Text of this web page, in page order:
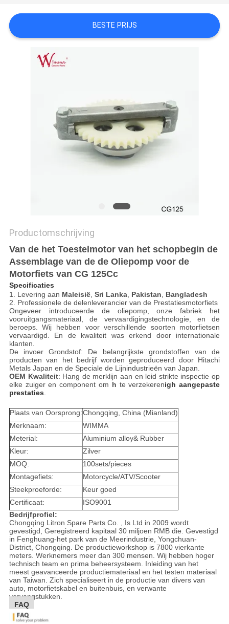
SITEMAP
PRIVACYBELEID
BESTE PRIJS
Productomschrijving
Van de het Toestelmotor van het schopbegin de
Assemblage van de de Oliepomp voor de
Motorfiets van CG 125Cc
Specificaties
1. Levering aan Maleisië, Sri Lanka, Pakistan, Bangladesh
2. Professionele de delenleverancier van de Prestatiesmotorfiets
Ongeveer introduceerde de oliepomp, onze fabriek het
vooruitgangsmateriaal, de vervaardigingstechnologie, en de
beroeps. Wij hebben voor verschillende soorten motorfietsen
vervaardigd. En de kwaliteit was erkend door internationale
klanten.
De invoer Grondstof: De belangrijkste grondstoffen van de
producten van het bedrijf worden geproduceerd door Hitachi
Metals Japan en de Speciale de Lijnindustrieën van Japan.
OEM Kwaliteit: Hang de merklijn aan en leid strikte inspectie op
elke zuiger en component om h te verzekerenigh aangepaste
prestaties.
Plaats van Oorsprong:Chongqing, China (Mianland)
Merknaam:
WIMMA
Meterial:
Aluminium alloy& Rubber
Kleur:
Zilver
MOQ:
100sets/pieces
Montagefiets:
Motorcycle/ATV/Scooter
Steekproeforde:
Keur goed
Certificaat:
ISO9001
Bedrijfprofiel:
Chongqing Litron Spare Parts Co. , Is Ltd in 2009 wordt
gevestigd, Geregistreerd kapitaal 30 miljoen RMB die. Gevestigd
in Fenghuang-het park van de Meerindustrie, Yongchuan-
District, Chongqing. De productieworkshop is 7800 vierkante
meters. Werknemers meer dan 300 mensen. Wij hebben hoger
technisch team en prima beheersysteem. Inleiding van het
meest geavanceerde productiemateriaal en het testen materiaal
van Taiwan. Zich specialiseert in de productie van divers van
auto, motorfietskabel en buitenbuis, en verwante
vervangstukken.
FAQ